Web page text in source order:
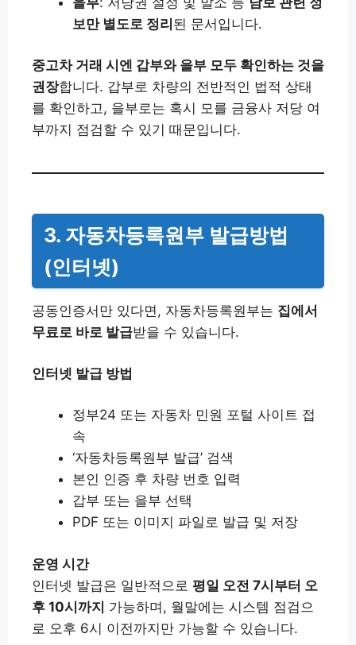
보만 별도로 정리된 문서입니다.
중고차 거래 시엔 갑부와 을부 모두 확인하는 것을
권장합니다. 갑부로 차량의 전반적인 법적 상태
를 확인하고, 을부로는 혹시 모를 금융사 저당 여
부까지 점검할 수 있기 때문입니다.
3. 자동차등록원부 발급방법
(인터넷)
공동인증서만 있다면, 자동차등록원부는 집에서
무료로 바로 발급받을 수 있습니다.
인터넷 발급 방법
정부24 또는 자동차 민원 포털 사이트 접
속
‘자동차등록원부 발급’ 검색
본인 인증 후 차량 번호 입력
갑부 또는 을부 선택
PDF 또는 이미지 파일로 발급 및 저장
운영 시간
인터넷 발급은 일반적으로 평일 오전 7시부터 오
후 10시까지 가능하며, 월말에는 시스템 점검으
로 오후 6시 이전까지만 가능할 수 있습니다.